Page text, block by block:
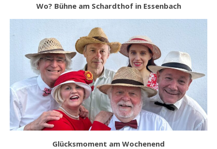
Wo? Bühne am Schardthof in Essenbach
Glücksmoment am Wochenend